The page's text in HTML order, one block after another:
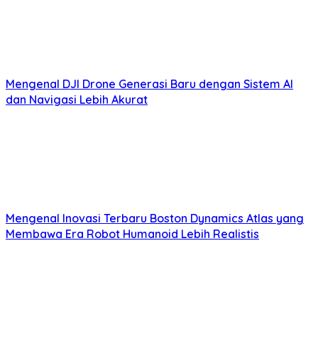
Mengenal DJI Drone Generasi Baru dengan Sistem AI
dan Navigasi Lebih Akurat
Mengenal Inovasi Terbaru Boston Dynamics Atlas yang
Membawa Era Robot Humanoid Lebih Realistis